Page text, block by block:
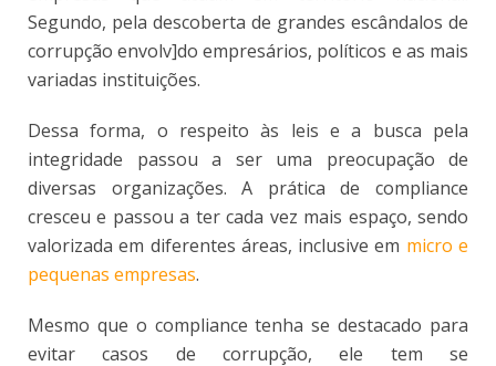
Segundo, pela descoberta de grandes escândalos de
corrupção envolv]do empresários, políticos e as mais
variadas instituições.
Dessa forma, o respeito às leis e a busca pela
integridade passou a ser uma preocupação de
diversas organizações. A prática de compliance
cresceu e passou a ter cada vez mais espaço, sendo
valorizada em diferentes áreas, inclusive em micro e
pequenas empresas.
Mesmo que o compliance tenha se destacado para
evitar casos de corrupção, ele tem se